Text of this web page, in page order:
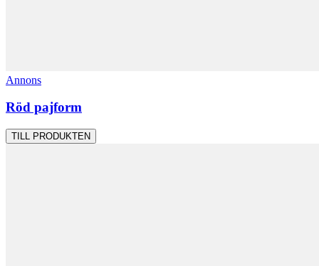
Annons
Röd pajform
TILL PRODUKTEN